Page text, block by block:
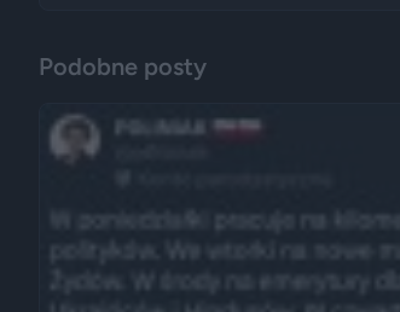
Podobne posty